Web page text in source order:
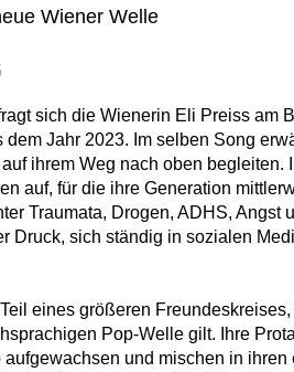
Wiener Welle
sich die Wienerin Eli Preiss am
dem Jahr 2023. Im selben Song
ihrem Weg nach oben begleiten.
auf, für die ihre Generation
Traumata, Drogen, ADHS, Angst
Druck, sich ständig in sozialen
eines größeren
Pop-Welle gilt. Ihre
aufgewachsen und mischen in